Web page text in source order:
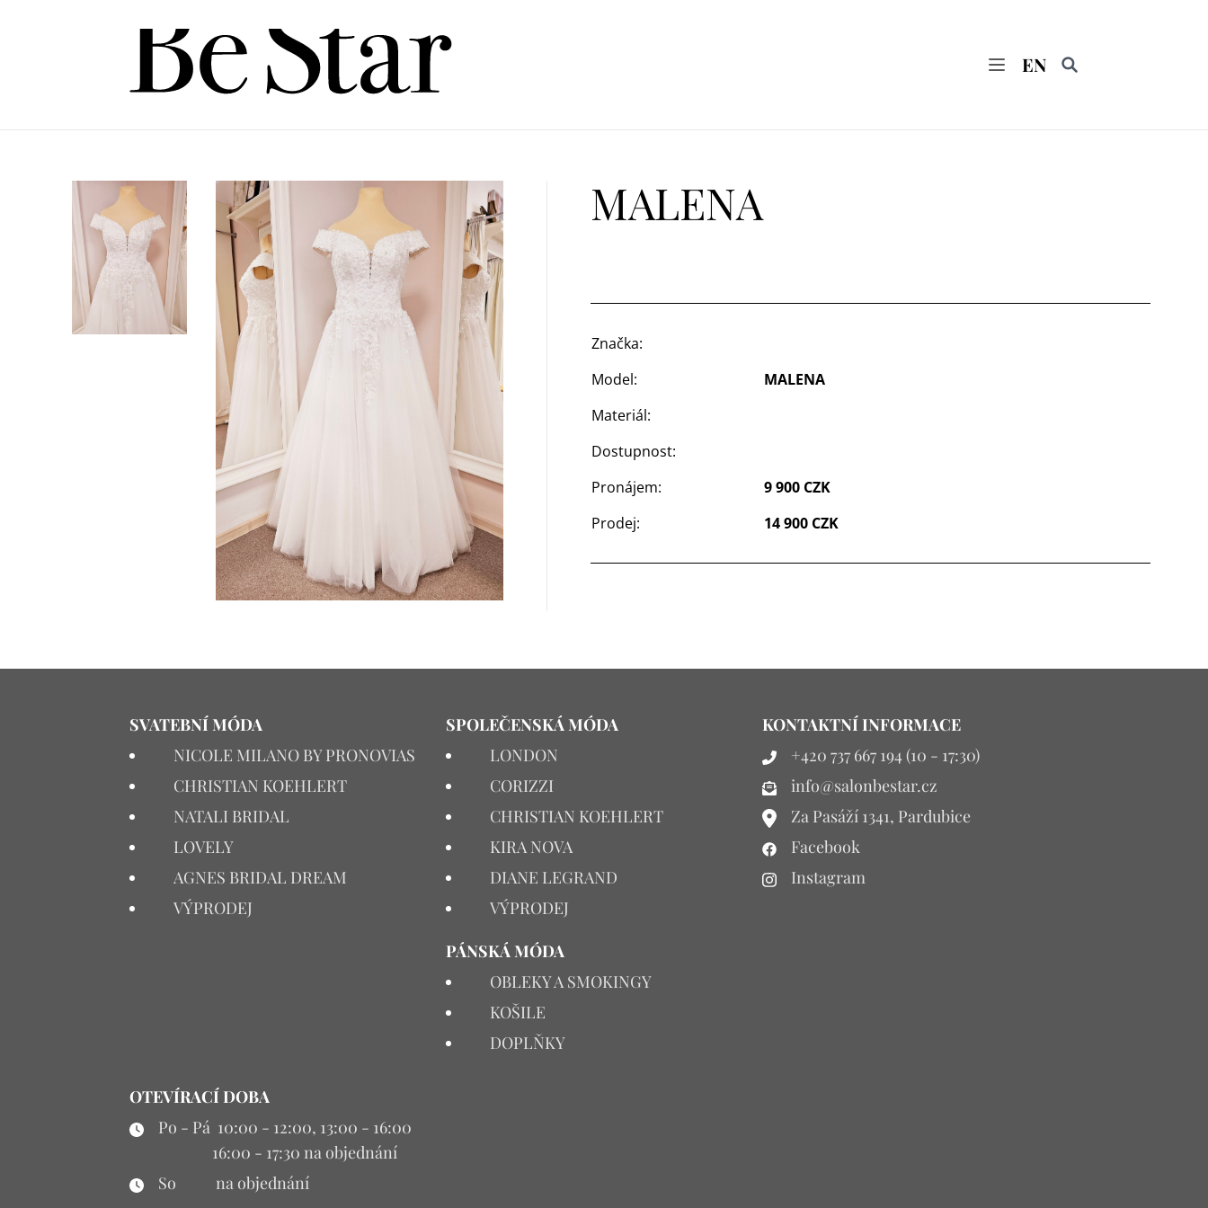
EN Vyhledávání
MALENA
Značka:
Model:
MALENA
Materiál:
Dostupnost:
Pronájem:
9 900 CZK
Prodej:
14 900 CZK
SVATEBNÍ MÓDA
NICOLE MILANO BY PRONOVIAS
CHRISTIAN KOEHLERT
NATALI BRIDAL
LOVELY
AGNES BRIDAL DREAM
VÝPRODEJ
SPOLEČENSKÁ MÓDA
LONDON
CORIZZI
CHRISTIAN KOEHLERT
KIRA NOVA
DIANE LEGRAND
VÝPRODEJ
PÁNSKÁ MÓDA
OBLEKY A SMOKINGY
KOŠILE
DOPLŇKY
KONTAKTNÍ INFORMACE
+420 737 667 194 (10 - 17:30)
info@salonbestar.cz
Za Pasáží 1341, Pardubice
Facebook
Instagram
OTEVÍRACÍ DOBA
Po - Pá 10:00 - 12:00, 13:00 - 16:00
16:00 - 17:30 na objednání
So na objednání